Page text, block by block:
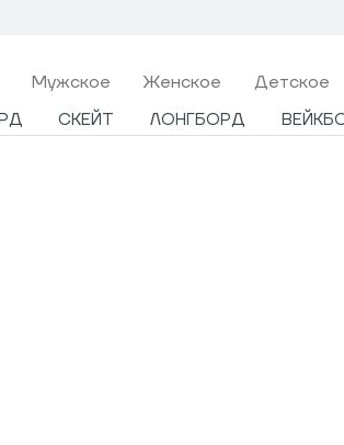
Мужcкое Женское Детское
СКЕЙТ ЛОНГБОРД